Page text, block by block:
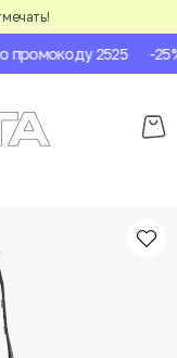
промокоду 2525 -